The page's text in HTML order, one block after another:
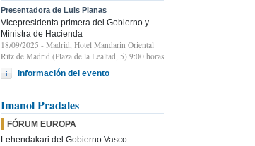
Presentadora de Luis Planas
Vicepresidenta primera del Gobierno y
Ministra de Hacienda
18/09/2025 - Madrid, Hotel Mandarin Oriental
Ritz de Madrid (Plaza de la Lealtad, 5) 9:00 horas
Información del evento
Imanol Pradales
FÓRUM EUROPA
Lehendakari del Gobierno Vasco